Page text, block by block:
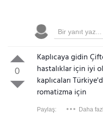
0
Kaplıcaya gidin
hastalıklar için iyi
kaplıcaları
romatizma için
Paylaş: Daha